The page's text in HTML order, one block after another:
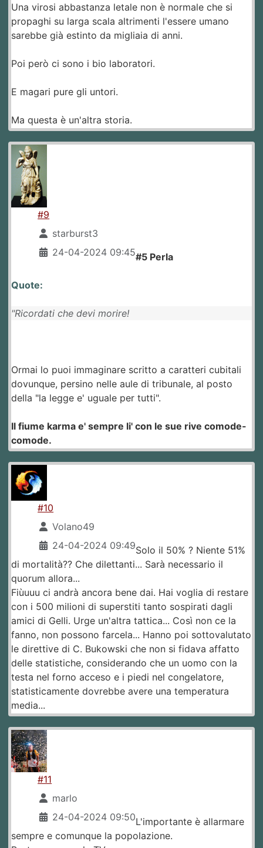
Una virosi abbastanza letale non è normale che si
propaghi su larga scala altrimenti l'essere umano
sarebbe già estinto da migliaia di anni.
Poi però ci sono i bio laboratori.
E magari pure gli untori.
Ma questa è un'altra storia.
#9
starburst3
24-04-2024 09:45#5 Perla
Quote:
"Ricordati che devi morire!
Ormai lo puoi immaginare scritto a caratteri cubitali
dovunque, persino nelle aule di tribunale, al posto
della "la legge e' uguale per tutti".
Il fiume karma e' sempre li' con le sue rive comode-
comode.
#10
Volano49
24-04-2024 09:49Solo il 50% ? Niente 51%
di mortalità?? Che dilettanti... Sarà necessario il
quorum allora...
Fiùuuu ci andrà ancora bene dai. Hai voglia di restare
con i 500 milioni di superstiti tanto sospirati dagli
amici di Gelli. Urge un'altra tattica... Così non ce la
fanno, non possono farcela... Hanno poi sottovalutato
le direttive di C. Bukowski che non si fidava affatto
delle statistiche, considerando che un uomo con la
testa nel forno acceso e i piedi nel congelatore,
statisticamente dovrebbe avere una temperatura
media...
#11
marlo
24-04-2024 09:50L'importante è allarmare
sempre e comunque la popolazione.